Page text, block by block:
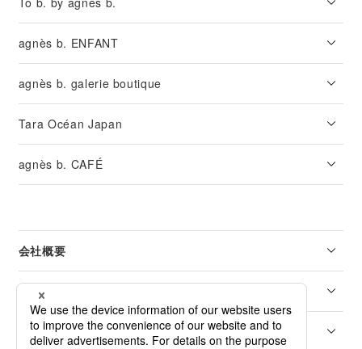
agnès b. ENFANT
agnès b. galerie boutique
Tara Océan Japan
agnès b. CAFÉ
会社概要
リーガル
カスタマーサービス